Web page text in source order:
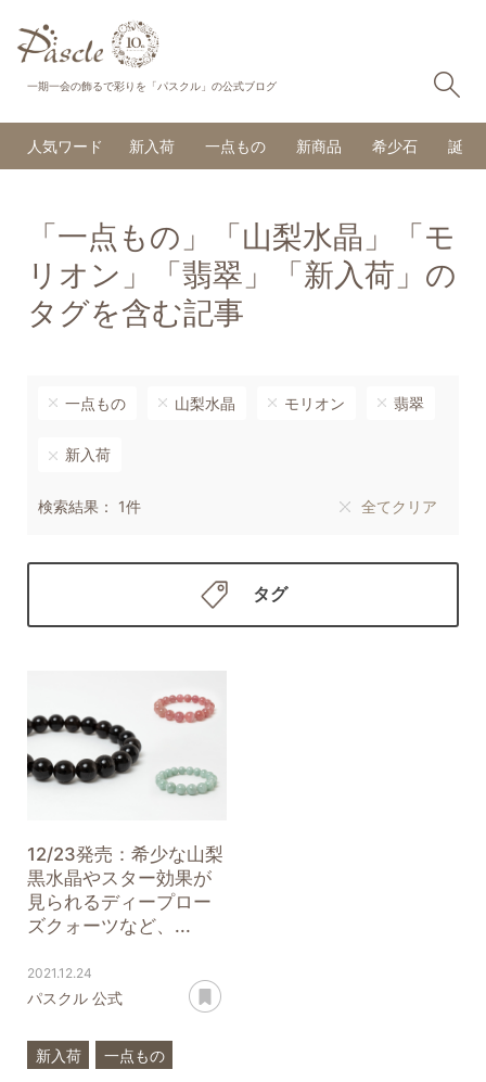
一期一会の飾るで彩りを「パスクル」の公式ブログ
人気ワード 新入荷 一点もの 新商品 希少石 誕生
「一点もの」「山梨水晶」「モ
リオン」「翡翠」「新入荷」の
タグを含む記事
一点もの 山梨水晶 モリオン 翡翠
新入荷
検索結果： 1件 全てクリア
タグ
12/23発売：希少な山梨
黒水晶やスター効果が
見られるディープロー
ズクォーツなど、...
2021.12.24
パスクル 公式
新入荷
一点もの